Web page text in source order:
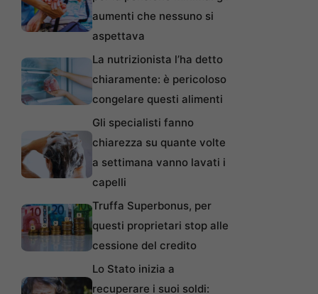
aumenti che nessuno si
aspettava
La nutrizionista l’ha detto
chiaramente: è pericoloso
congelare questi alimenti
Gli specialisti fanno
chiarezza su quante volte
a settimana vanno lavati i
capelli
Truffa Superbonus, per
questi proprietari stop alle
cessione del credito
Lo Stato inizia a
recuperare i suoi soldi: